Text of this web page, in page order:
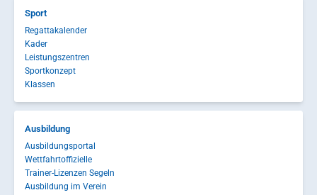
Sport
Regattakalender
Kader
Leistungszentren
Sportkonzept
Klassen
Ausbildung
Ausbildungsportal
Wettfahrtoffizielle
Trainer-Lizenzen Segeln
Ausbildung im Verein